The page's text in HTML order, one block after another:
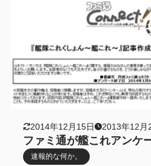
2014年12月15日 2013年12月
ファミ通が艦これアンケ
速報的な何か。